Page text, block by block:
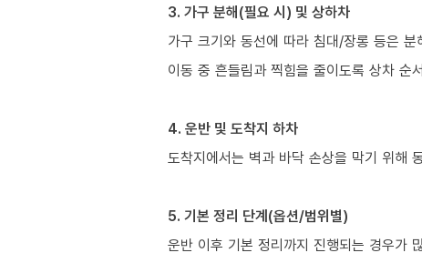
3. 가구 분해(필요 시) 및 상하차
가구 크기와 동선에 따라 침대/장롱 등은
이동 중 흔들림과 찍힘을 줄이도록 상차 순
4. 운반 및 도착지 하차
도착지에서는 벽과 바닥 손상을 막기 위해
5. 기본 정리 단계(옵션/범위별)
운반 이후 기본 정리까지 진행되는 경우가